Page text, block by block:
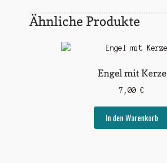
Ähnliche Produkte
Engel mit Kerze
7,00 €
In den Warenkorb